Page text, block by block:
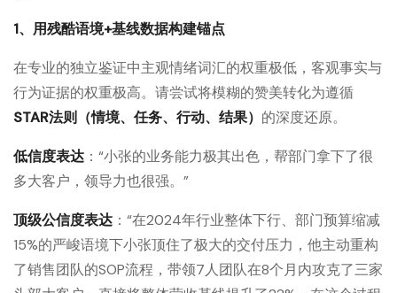
1、用残酷语境+基线数据构建锚点
在专业的独立鉴证中主观情绪词汇的权重极低，客观事实与
行为证据的权重极高。请尝试将模糊的赞美转化为遵循
STAR法则（情境、任务、行动、结果） 的深度还原。
低信度表达 ：“小张的业务能力极其出色，帮部门拿下了很
多大客户，领导力也很强。”
顶级公信度表达 ：“在2024年行业整体下行、部门预算缩减
15%的严峻语境下小张顶住了极大的交付压力，他主动重构
了销售团队的SOP流程，带领7人团队在8个月内攻克了三家